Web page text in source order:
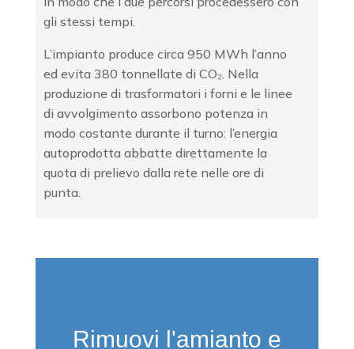
gli stessi tempi.
L’impianto produce circa 950 MWh l’anno
ed evita 380 tonnellate di CO₂. Nella
produzione di trasformatori i forni e le linee
di avvolgimento assorbono potenza in
modo costante durante il turno: l’energia
autoprodotta abbatte direttamente la
quota di prelievo dalla rete nelle ore di
punta.
Rimuovi l'amianto e